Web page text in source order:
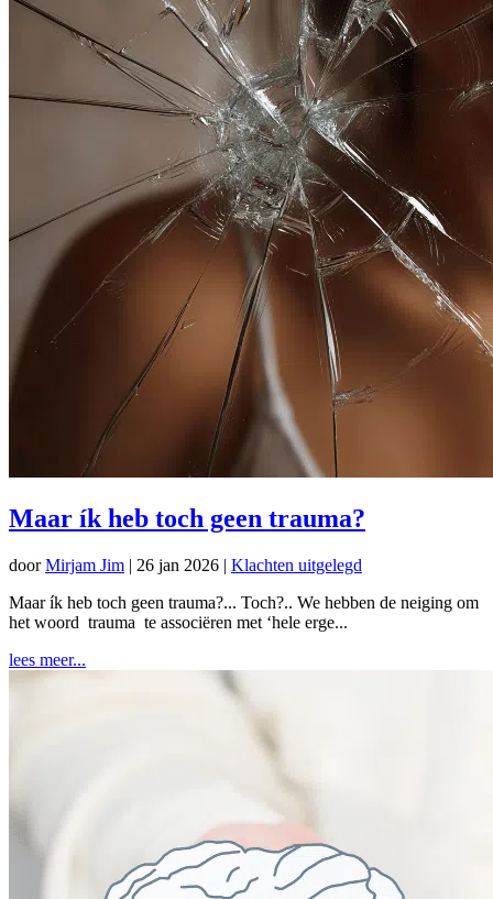
Maar ík heb toch geen trauma?
doorMirjam Jim | 26 jan 2026 | Klachten uitgelegd
Maar ík heb toch geen trauma?... Toch?.. We hebben de neiging om
het woord trauma te associëren met ‘hele erge...
lees meer...